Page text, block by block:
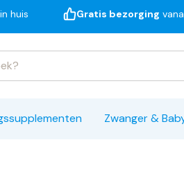
huis Gratis bezorging
Zwanger &